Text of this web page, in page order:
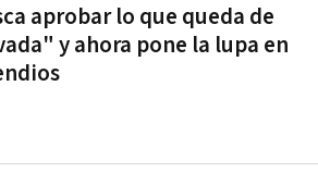
aprobar lo que queda de
y ahora pone la lupa en